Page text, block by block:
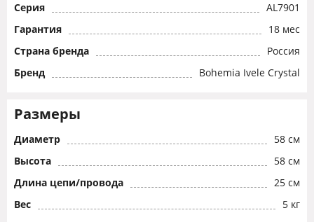
Серия
AL7901
Гарантия
18 мес
Страна бренда
Россия
Бренд
Bohemia Ivele Crystal
Размеры
Диаметр
58 см
Высота
58 см
Длина цепи/провода
25 см
Вес
5 кг